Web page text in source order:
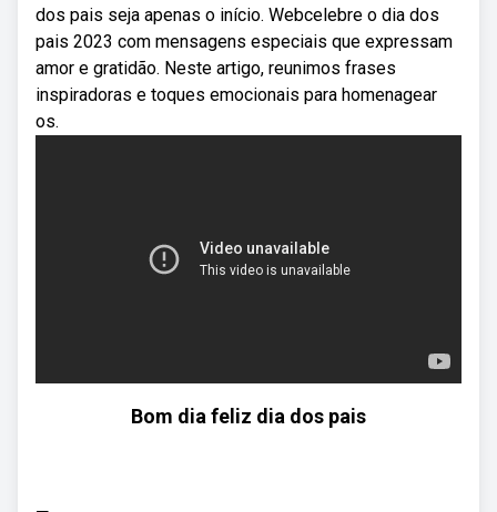
dos pais seja apenas o início. Webcelebre o dia dos
pais 2023 com mensagens especiais que expressam
amor e gratidão. Neste artigo, reunimos frases
inspiradoras e toques emocionais para homenagear
os.
Bom dia feliz dia dos pais